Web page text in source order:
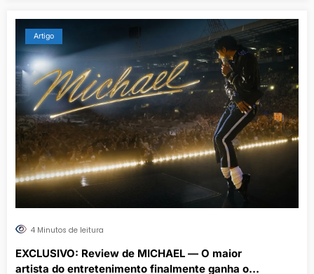
Artigo
4 Minutos de leitura
EXCLUSIVO: Review de MICHAEL — O maior
artista do entretenimento finalmente ganha o